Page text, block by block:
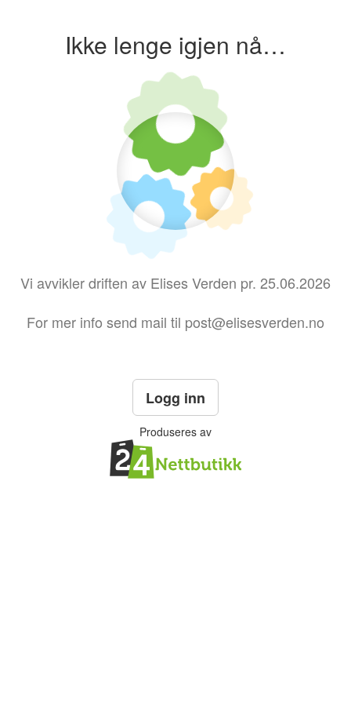
Ikke lenge igjen nå…
Vi avvikler driften av Elises Verden pr. 25.06.2026
For mer info send mail til post@elisesverden.no
Logg inn
Produseres av